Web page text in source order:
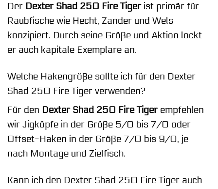
Der Dexter Shad 250 Fire Tigerist primär für
Raubfische wie Hecht, Zander und Wels
konzipiert. Durch seine Größe und Aktion lockt
er auch kapitale Exemplare an.
Welche Hakengröße sollte ich für den Dexter
Shad 250 Fire Tiger verwenden?
Für den Dexter Shad 250 Fire Tigerempfehlen
wir Jigköpfe in der Größe 5/0 bis 7/0 oder
Offset-Haken in der Größe 7/0 bis 9/0, je
nach Montage und Zielfisch.
Kann ich den Dexter Shad 250 Fire Tiger auch